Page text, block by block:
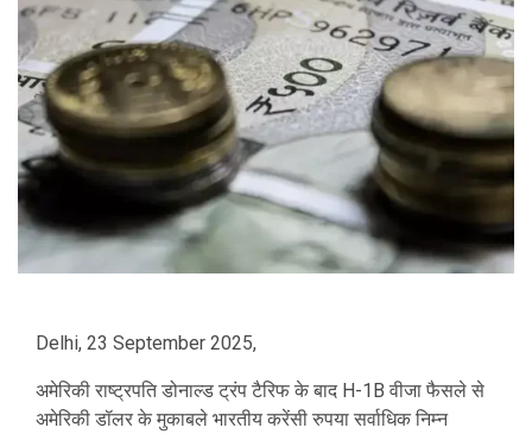
Delhi, 23 September 2025,
अमेरिकी राष्ट्रपति डोनाल्ड ट्रंप टैरिफ के बाद H-1B वीजा फैसले से
अमेरिकी डॉलर के मुकाबले भारतीय करेंसी रुपया सर्वाधिक निम्न